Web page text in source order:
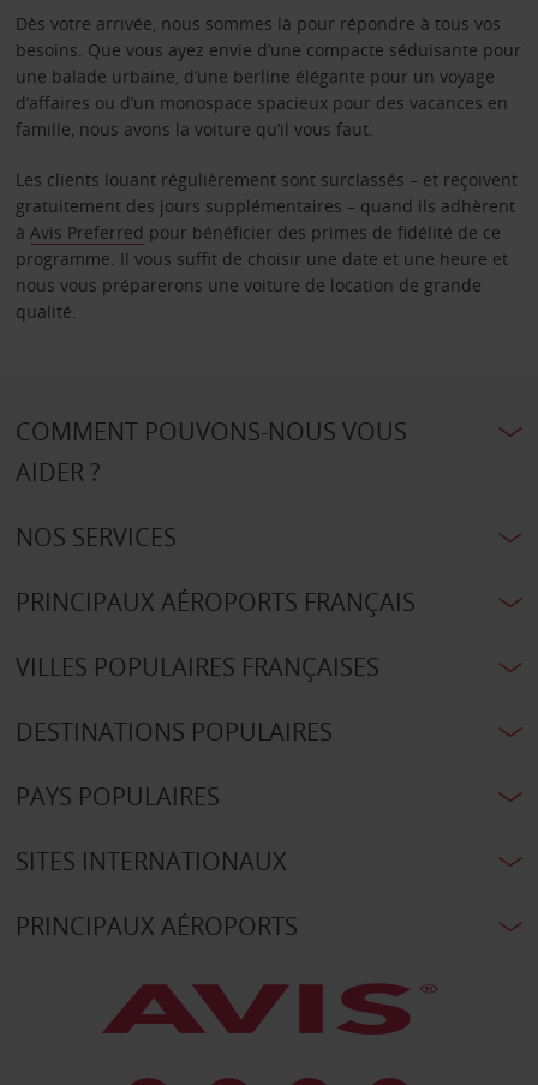
Dès votre arrivée, nous sommes là pour répondre à tous vos
besoins. Que vous ayez envie d’une compacte séduisante pour
une balade urbaine, d’une berline élégante pour un voyage
d’affaires ou d’un monospace spacieux pour des vacances en
famille, nous avons la voiture qu’il vous faut.
Les clients louant régulièrement sont surclassés – et reçoivent
gratuitement des jours supplémentaires – quand ils adhèrent
à Avis Preferred pour bénéficier des primes de fidélité de ce
programme. Il vous suffit de choisir une date et une heure et
nous vous préparerons une voiture de location de grande
qualité.
COMMENT POUVONS-NOUS VOUS
AIDER ?
NOS SERVICES
PRINCIPAUX AÉROPORTS FRANÇAIS
VILLES POPULAIRES FRANÇAISES
DESTINATIONS POPULAIRES
PAYS POPULAIRES
SITES INTERNATIONAUX
PRINCIPAUX AÉROPORTS